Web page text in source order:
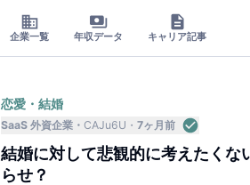
企業一覧 年収データ キャリア記事
恋愛・結婚
SaaS 外資企業 CAJu6U 7ヶ月前
結婚に対して悲観的に考えたくな
らせ？